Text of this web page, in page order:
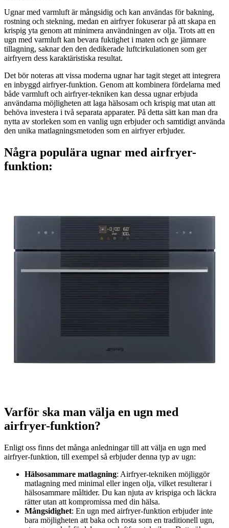
Ugnar med varmluft är mångsidig och kan användas för bakning,
rostning och stekning, medan en airfryer fokuserar på att skapa en
krispig yta genom att minimera användningen av olja. Trots att en
ugn med varmluft kan bevara fuktighet i maten och ge jämnare
tillagning, saknar den den dedikerade luftcirkulationen som ger
airfryern dess karaktäristiska resultat.
Det bör noteras att vissa moderna ugnar har tagit steget att integrera
en inbyggd airfryer-funktion. Genom att kombinera fördelarna med
både varmluft och airfryer-tekniken kan dessa ugnar erbjuda
användarna möjligheten att laga hälsosam och krispig mat utan att
behöva investera i två separata apparater. På detta sätt kan man dra
nytta av storleken som en vanlig ugn erbjuder och samtidigt använda
den unika matlagningsmetoden som en airfryer erbjuder.
Några populära ugnar med airfryer-
funktion:
airfryer:
självrengöring:
Läs mer
Varför ska man välja en ugn med
airfryer-funktion?
Enligt oss finns det många anledningar till att välja en ugn med
airfryer-funktion, till exempel så erbjuder denna typ av ugn:
Hälsosammare matlagning: Airfryer-tekniken möjliggör
matlagning med minimal eller ingen olja, vilket resulterar i
hälsosammare måltider. Du kan njuta av krispiga och läckra
rätter utan att kompromissa med din hälsa.
Mångsidighet: En ugn med airfryer-funktion erbjuder inte
bara möjligheten att baka och rosta som en traditionell ugn,